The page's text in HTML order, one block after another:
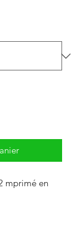
mprimé en